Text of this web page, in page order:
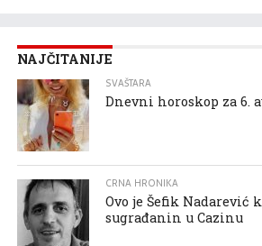
NAJČITANIJE
SVAŠTARA
Dnevni horoskop za 6.
CRNA HRONIKA
Ovo je Šefik Nadarević
sugrađanin u Cazinu